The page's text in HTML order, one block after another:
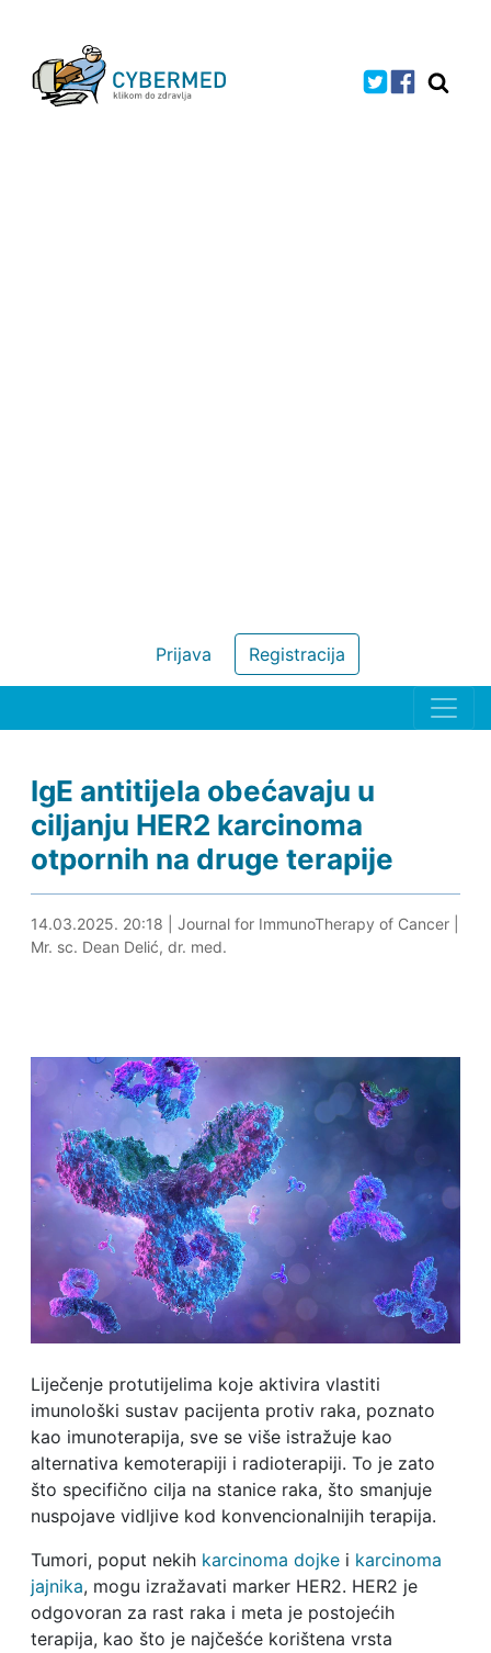
Registracija
Prijava
IgE antitijela obećavaju u
ciljanju HER2 karcinoma
otpornih na druge terapije
14.03.2025. 21:11
14.03.2025. 20:18 Journal for ImmunoTherapy of Cancer
Mr. sc. Dean Delić, dr. med.
Liječenje protutijelima koje aktivira vlastiti
imunološki sustav pacijenta protiv raka, poznato
kao imunoterapija, sve se više istražuje kao
alternativa kemoterapiji i radioterapiji. To je zato
što specifično cilja na stanice raka, što smanjuje
nuspojave vidljive kod konvencionalnijih terapija.
Tumori, poput nekih karcinoma dojkei karcinoma
jajnika, mogu izražavati marker HER2. HER2 je
odgovoran za rast raka i meta je postojećih
terapija, kao što je najčešće korištena vrsta